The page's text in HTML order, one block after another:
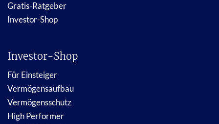
Gratis-Ratgeber
Investor-Shop
Investor-Shop
Für Einsteiger
Vermögensaufbau
Vermögensschutz
High Performer